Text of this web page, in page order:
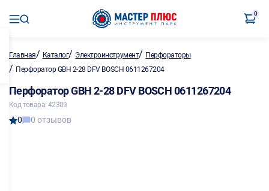
0
Главная/ Каталог/ Электроинструмент/ Перфораторы
/ Перфоратор GBH 2-28 DFV BOSCH 0611267204
Перфоратор GBH 2-28 DFV BOSCH 0611267204
Код товара: 42309
0 0 отзывов